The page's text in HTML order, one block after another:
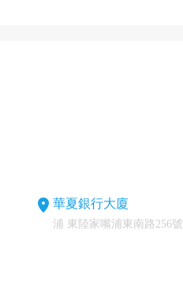
華夏銀行大廈
浦 東陸家嘴浦東南路256號